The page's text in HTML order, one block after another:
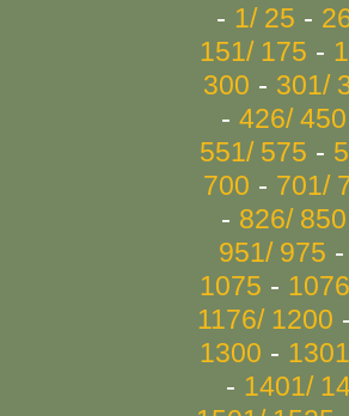
- 1/ 25 -
151/ 175 -
300 - 301/
- 426/ 450
551/ 575 -
700 - 701/
- 826/ 850
951/ 975
1075 -
1176/ 1200
1300 -
- 1401/